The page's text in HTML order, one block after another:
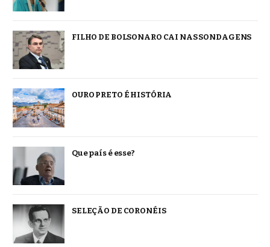
FILHO DE BOLSONARO CAI NAS SONDAGENS
OURO PRETO É HISTÓRIA
Que país é esse?
SELEÇÃO DE CORONÉIS